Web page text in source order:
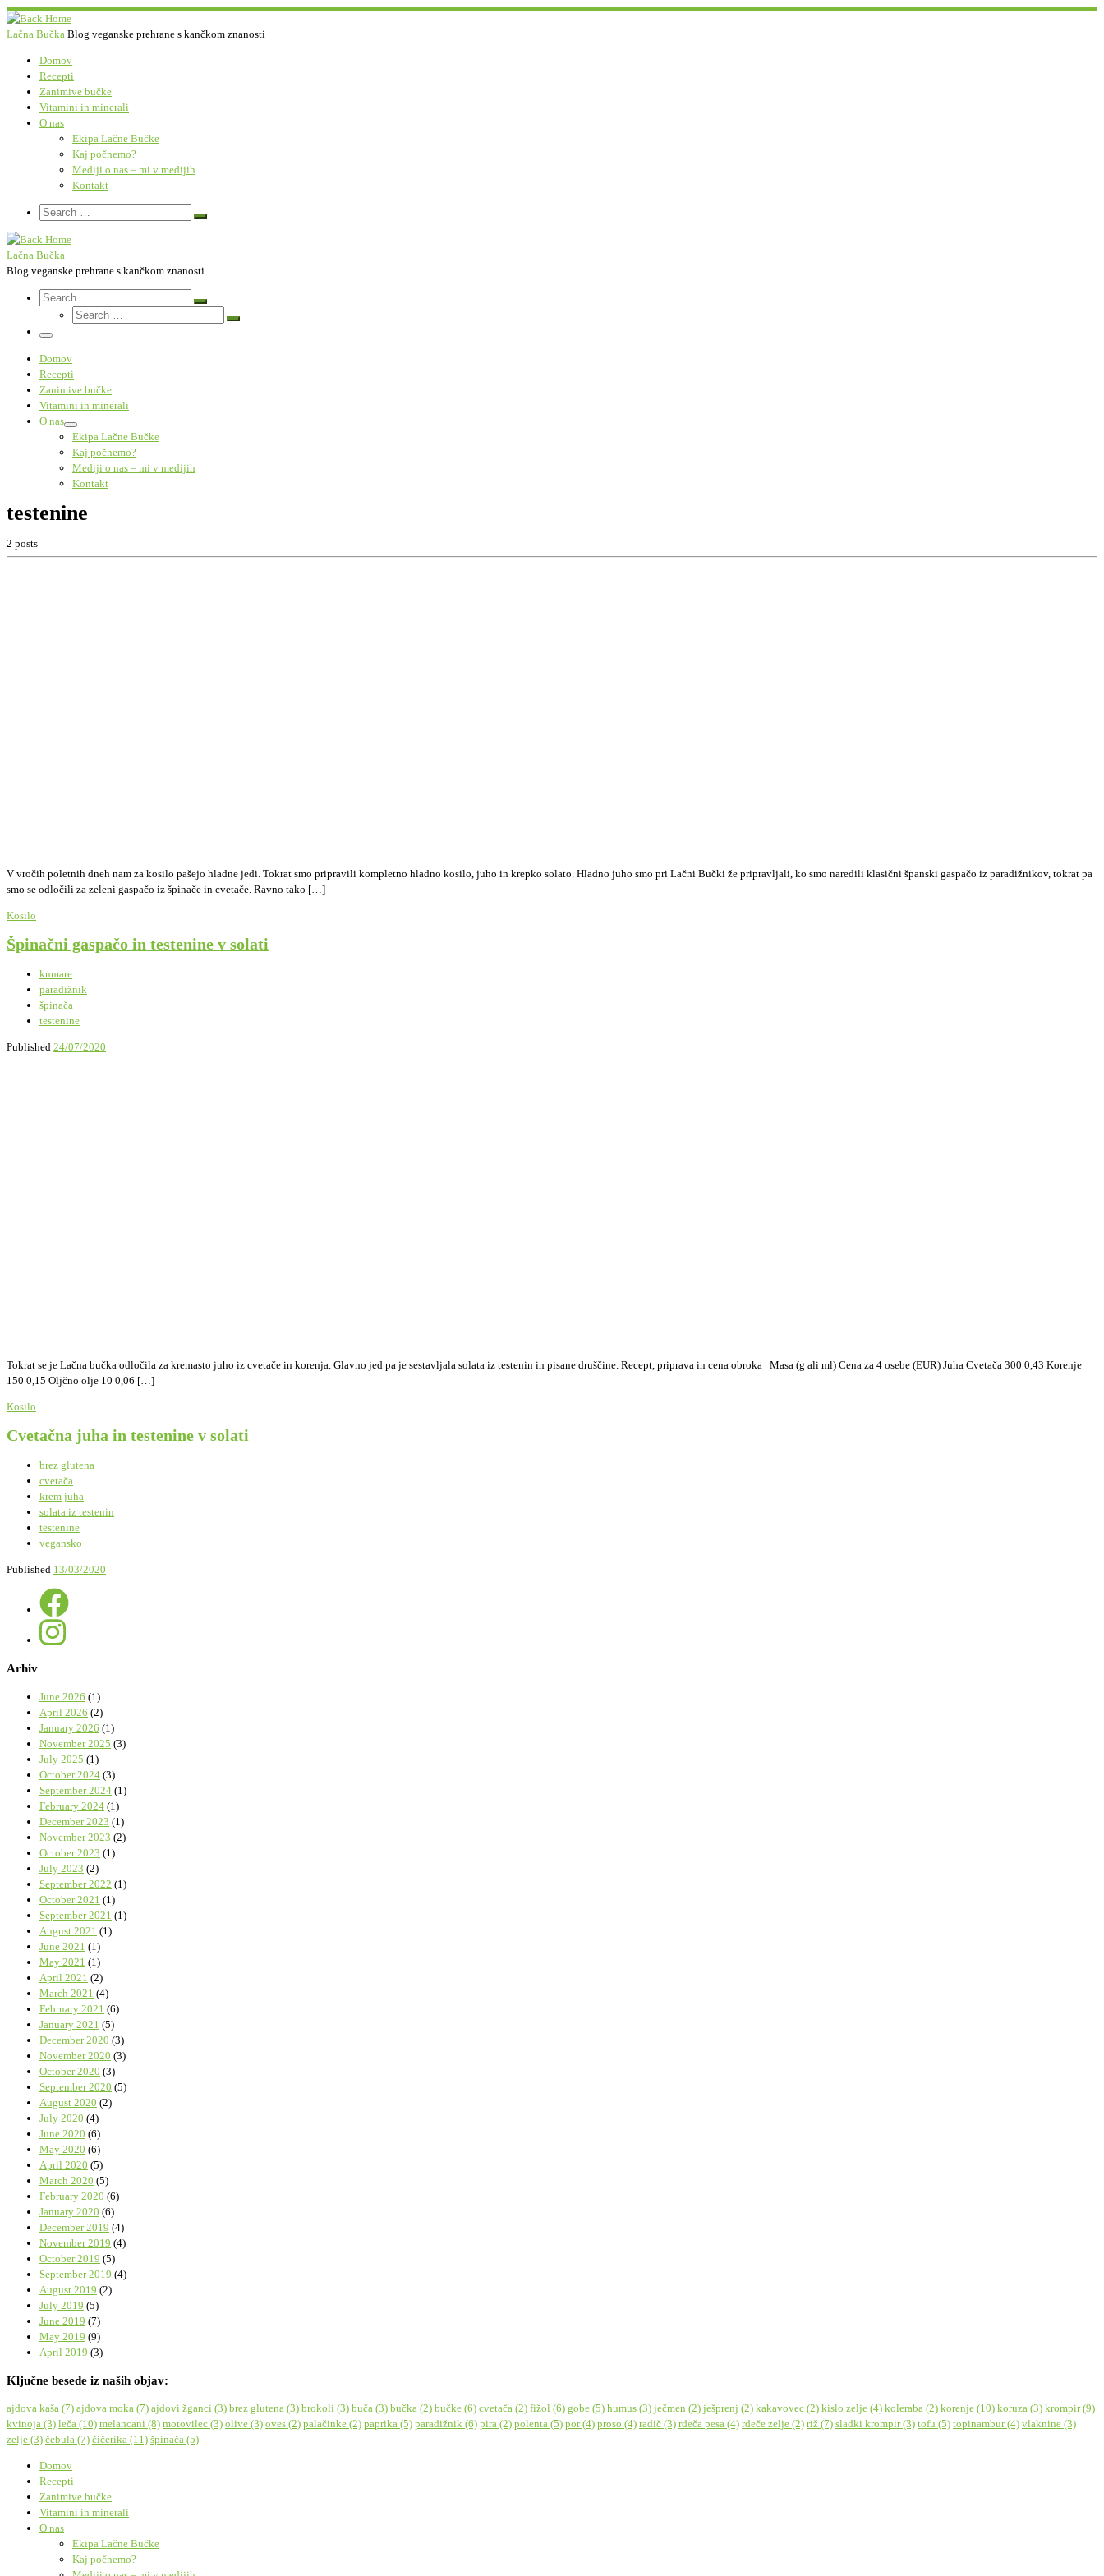
Skip
toLačna Bučka Blog veganske prehrane s kančkom znanosti
Domov
Recepti
Zanimive bučke
Vitamini in minerali
O nas
Ekipa Lačne Bučke
Kaj počnemo?
Mediji o nas – mi v medijih
Kontakt
Search
Search
Search
Lačna Bučka
Blog veganske prehrane s kančkom znanosti
Search
Search
Search
Search
Search
Menu
Domov
Recepti
Zanimive bučke
Vitamini in minerali
O nas
Ekipa Lačne Bučke
Kaj počnemo?
Mediji o nas – mi v medijih
Kontakt
testenine
2 posts
V vročih poletnih dneh nam za kosilo pašejo hladne jedi. Tokrat smo pripravili kompletno hladno kosilo, juho in krepko solato. Hladno juho smo pri Lačni Bučki že pripravljali, ko smo naredili klasični španski gaspačo iz paradižnikov, tokrat pa
smo se odločili za zeleni gaspačo iz špinače in cvetače. Ravno tako […]
Kosilo
Špinačni gaspačo in testenine v solati
kumare
paradižnik
špinača
testenine
Published 24/07/2020
Tokrat se je Lačna bučka odločila za kremasto juho iz cvetače in korenja. Glavno jed pa je sestavljala solata iz testenin in pisane druščine. Recept, priprava in cena obroka Masa (g ali ml) Cena za 4 osebe (EUR) Juha Cvetača 300 0,43 Korenje
150 0,15 Oljčno olje 10 0,06 […]
Kosilo
Cvetačna juha in testenine v solati
brez glutena
cvetača
krem juha
solata iz testenin
testenine
vegansko
Published 13/03/2020
Arhiv
June 2026 (1)
April 2026 (2)
January 2026 (1)
November 2025 (3)
July 2025 (1)
October 2024 (3)
September 2024 (1)
February 2024 (1)
December 2023 (1)
November 2023 (2)
October 2023 (1)
July 2023 (2)
September 2022 (1)
October 2021 (1)
September 2021 (1)
August 2021 (1)
June 2021 (1)
May 2021 (1)
April 2021 (2)
March 2021 (4)
February 2021 (6)
January 2021 (5)
December 2020 (3)
November 2020 (3)
October 2020 (3)
September 2020 (5)
August 2020 (2)
July 2020 (4)
June 2020 (6)
May 2020 (6)
April 2020 (5)
March 2020 (5)
February 2020 (6)
January 2020 (6)
December 2019 (4)
November 2019 (4)
October 2019 (5)
September 2019 (4)
August 2019 (2)
July 2019 (5)
June 2019 (7)
May 2019 (9)
April 2019 (3)
Ključne besede iz naših objav:
ajdova kaša (7) ajdova moka (7) ajdovi žganci (3) brez glutena (3) brokoli (3) buča (3) bučka (2) bučke (6) cvetača (2) fižol (6) gobe (5) humus (3) ječmen (2) ješprenj (2) kakavovec (2) kislo zelje (4) koleraba (2) korenje (10) koruza (3) krompir(9)
kvinoja (3) leča (10) melancani (8) motovilec (3) olive (3) oves (2) palačinke (2) paprika (5) paradižnik (6) pira (2) polenta (5) por(4) proso (4) radič (3) rdeča pesa (4) rdeče zelje (2) riž (7) sladki krompir(3) tofu (5) topinambur(4) vlaknine (3)
zelje (3) čebula (7) čičerika (11) špinača (5)
Domov
Recepti
Zanimive bučke
Vitamini in minerali
O nas
Ekipa Lačne Bučke
Kaj počnemo?